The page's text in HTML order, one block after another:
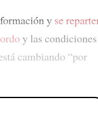
y se
y las condiciones
cambiando “por